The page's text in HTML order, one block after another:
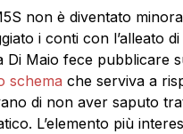
non è diventato
i conti con l’alleato
Di Maio fece pubblicare
schema che serviva a
di non aver saputo
L’elemento più